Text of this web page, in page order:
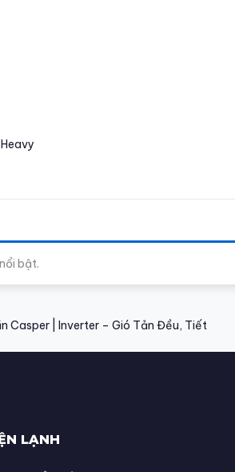
bật.
Casper | Inverter – Gió Tản Đều, Tiết
LẠNH